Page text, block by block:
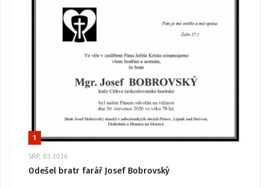
1
SRP, 03 2026
Odešel bratr farář Josef Bobrovský